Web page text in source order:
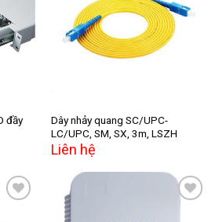
to
đầy
Add to
wishlist
Dây nhảy quang SC/UPC-
LC/UPC, SM, SX, 3m, LSZH
Liên hệ